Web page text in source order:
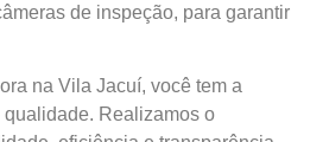
de inspeção, para garantir
na Vila Jacuí, você tem a
Realizamos o